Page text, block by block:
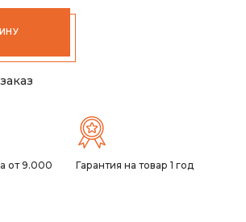
от 9.000
Гарантия на товар 1 год